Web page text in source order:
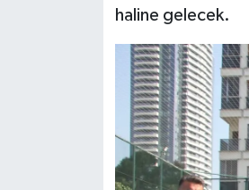
haline gelecek.